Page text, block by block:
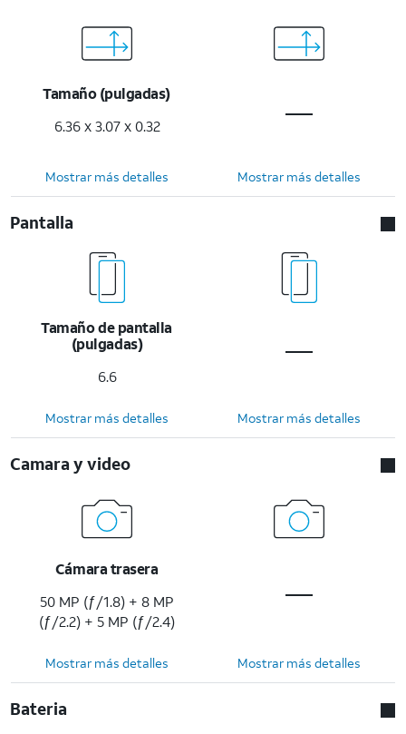
Tamaño (pulgadas)
6.36 x 3.07 x 0.32
Mostrar más detalles Mostrar más detalles
Pantalla
Tamaño de pantalla
(pulgadas)
6.6
Mostrar más detalles Mostrar más detalles
Camara y video
Cámara trasera
50 MP (ƒ/1.8) + 8 MP
(ƒ/2.2) + 5 MP (ƒ/2.4)
Mostrar más detalles Mostrar más detalles
Bateria